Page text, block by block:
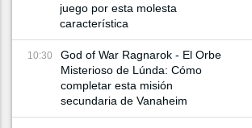
juego por esta molesta
característica
10:30
God of War Ragnarok - El Orbe
Misterioso de Lúnda: Cómo
completar esta misión
secundaria de Vanaheim